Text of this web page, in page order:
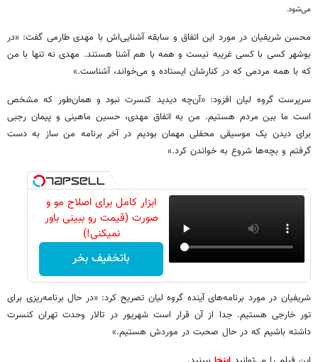
می‌شود.
محسن شریفیان در مورد این اتفاق و سابقه آشنایی‌اش با مهدی طارمی گفت: «در
بوشهر کسی با کسی غریبه نیست و همه با هم آشنا هستند. مهدی نه تنها با من
که با همه مردمی که در کنارشان ایستاده و می‌خواند، آشناست.»
سرپرست گروه لیان افزود: «آن‌چه دیدید کنسرت نبود و همان‌طور که مشخص
است ما بین مردم هستیم. من به اتفاق مهدى، حسين ماهينى و پيمان رجبى
براى ديدن يک موسيقى محفلى مهمان بودیم در آخر برنامه من ساز به دست
گرفتم و بچه‌ها شروع به خواندن کرد.»
ابزار کامل برای اصلاح مو و
صورت (قیمت رو ببینی باور
نمیکنی!)
باتخفیف بخر
شریفیان در مورد برنامه‌های آینده گروه لیان تصریح کرد: «در حال برنامه‌ریزی برای
تور خارجی هستیم. جدا از آن قرار است شهریور در تالار وحدت تهران کنسرت
داشته باشیم که در حال صحبت در موردش هستیم.»